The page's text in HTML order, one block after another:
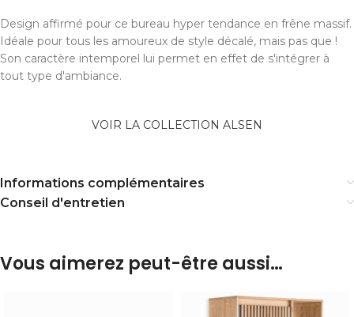
Design affirmé pour ce bureau hyper tendance en frêne massif.
Idéale pour tous les amoureux de style décalé, mais pas que !
Son caractère intemporel lui permet en effet de s'intégrer à
tout type d'ambiance.
VOIR LA COLLECTION ALSEN
Informations complémentaires
Conseil d'entretien
Vous aimerez peut-être aussi…